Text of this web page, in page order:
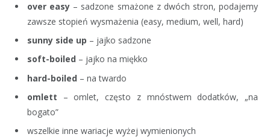
over easy – sadzone smażone z dwóch stron, podajemy
zawsze stopień wysmażenia (easy, medium, well, hard)
sunny side up – jajko sadzone
soft-boiled – jajko na miękko
hard-boiled – na twardo
omlett – omlet, często z mnóstwem dodatków, „na
bogato”
wszelkie inne wariacje wyżej wymienionych